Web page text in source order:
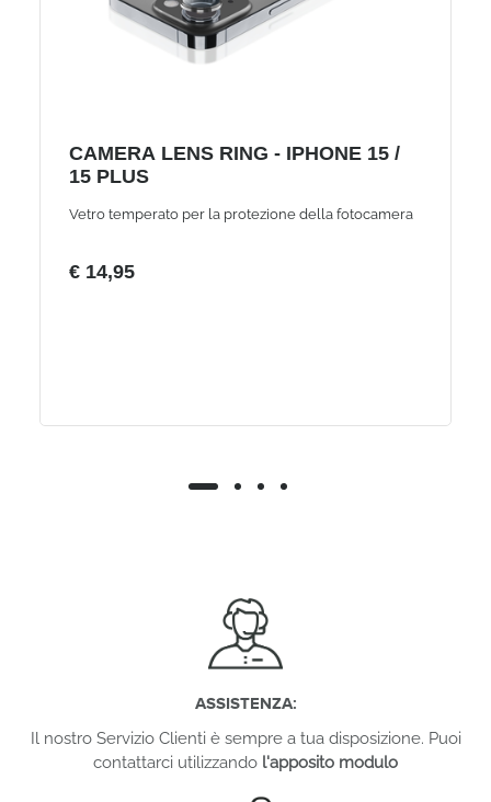
CAMERA LENS RING - IPHONE 15 /
15 PLUS
Vetro temperato per la protezione della fotocamera
€ 14,95
ASSISTENZA:
Il nostro Servizio Clienti è sempre a tua disposizione. Puoi
contattarci utilizzando l'apposito modulo